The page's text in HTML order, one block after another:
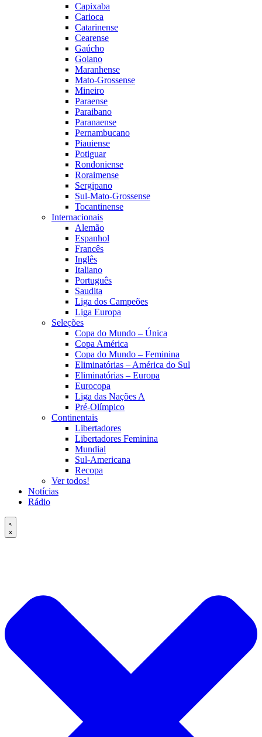
Capixaba
Carioca
Catarinense
Cearense
Gaúcho
Goiano
Maranhense
Mato-Grossense
Mineiro
Paraense
Paraibano
Paranaense
Pernambucano
Piauiense
Potiguar
Rondoniense
Roraimense
Sergipano
Sul-Mato-Grossense
Tocantinense
Internacionais
Alemão
Espanhol
Francês
Inglês
Italiano
Português
Saudita
Liga dos Campeões
Liga Europa
Seleções
Copa do Mundo – Única
Copa América
Copa do Mundo – Feminina
Eliminatórias – América do Sul
Eliminatórias – Europa
Eurocopa
Liga das Nações A
Pré-Olímpico
Continentais
Libertadores
Libertadores Feminina
Mundial
Sul-Americana
Recopa
Ver todos!
Notícias
Rádio